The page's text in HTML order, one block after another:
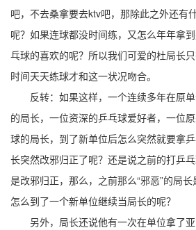
吧，不去桑拿要去ktv吧，那除此之外还有
呢？如果连球都没时间练，又怎么年年拿
乓球的喜欢的呢？所以我们可爱的杜局长
时间天天练球才和这一状况吻合。
反转：如果这样，一个连续多年在原
的局长，一位资深的乒乓球爱好者，一位
球的局长，到了新单位后怎么突然就要拿
长突然改邪归正了呢？还是说之前的打乒
是改邪归正，那么，之前那么“邪恶”的局
怎么到了一个新单位继续当局长的呢？
另外，局长还说他有一次在单位拿了